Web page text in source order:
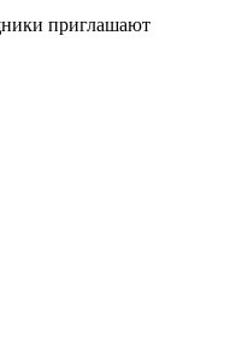
приглашают